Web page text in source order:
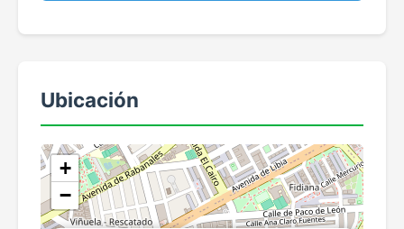
Ubicación
+
−